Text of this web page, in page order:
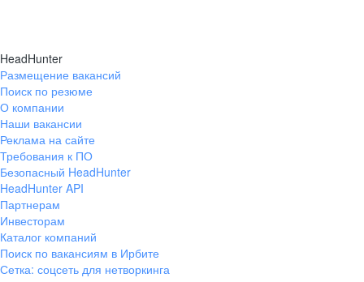
HeadHunter
Размещение вакансий
Поиск по резюме
О компании
Наши вакансии
Реклама на сайте
Требования к ПО
Безопасный HeadHunter
HeadHunter API
Партнерам
Инвесторам
Каталог компаний
Поиск по вакансиям в Ирбите
Сетка: соцсеть для нетворкинга